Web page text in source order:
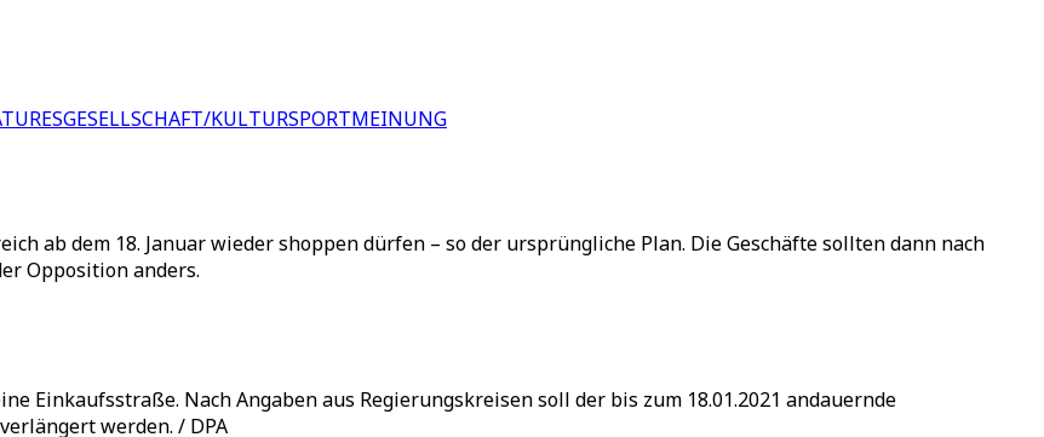
GESELLSCHAFT/KULTURSPORTMEINUNG
ab dem 18. Januar wieder shoppen dürfen – so der ursprüngliche Plan. Die Geschäfte sollten dann nach
Opposition anders.
Einkaufsstraße. Nach Angaben aus Regierungskreisen soll der bis zum 18.01.2021 andauernde
werden. / DPA